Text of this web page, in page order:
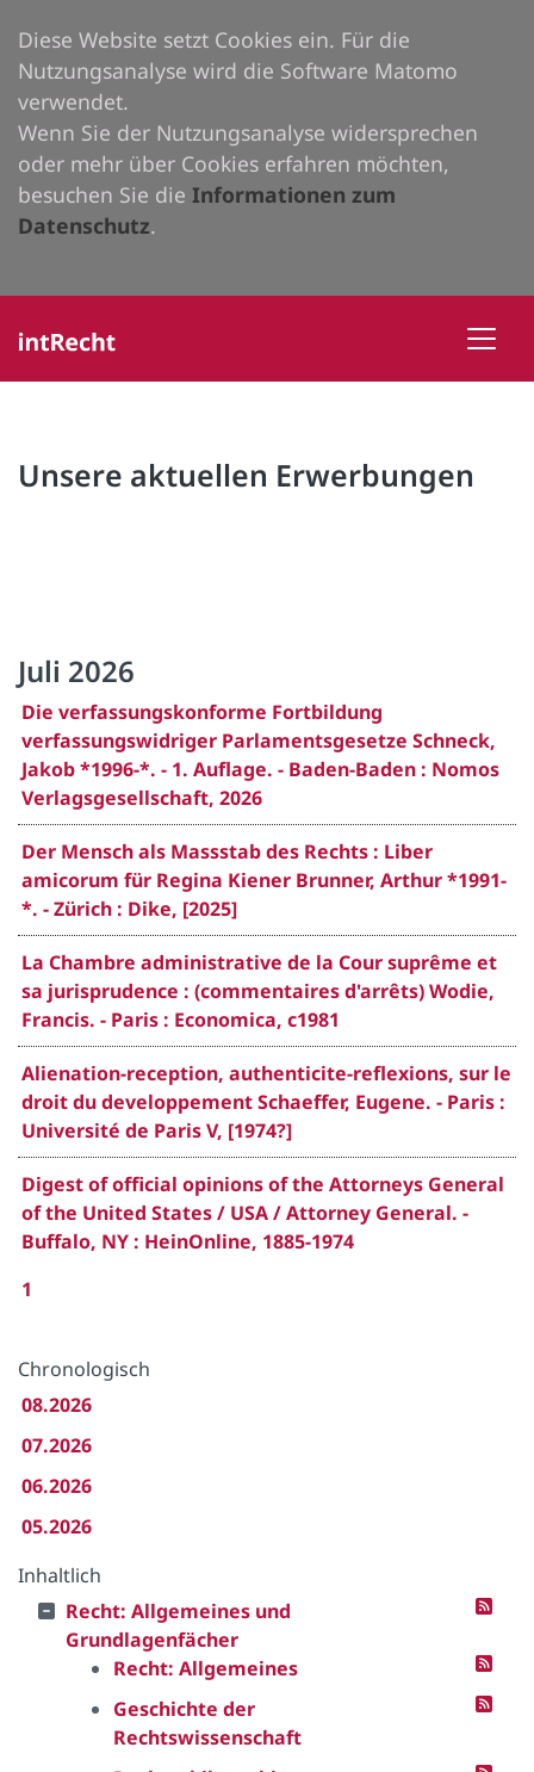
Diese Website setzt Cookies ein. Für die
Nutzungsanalyse wird die Software Matomo
verwendet.
Wenn Sie der Nutzungsanalyse widersprechen
oder mehr über Cookies erfahren möchten,
besuchen Sie die Informationen zum
Datenschutz.
Unsere aktuellen Erwerbungen
Juli 2026
Die verfassungskonforme Fortbildung
verfassungswidriger Parlamentsgesetze Schneck,
Jakob *1996-*. - 1. Auflage. - Baden-Baden : Nomos
Verlagsgesellschaft, 2026
Der Mensch als Massstab des Rechts : Liber
amicorum für Regina Kiener Brunner, Arthur *1991-
*. - Zürich : Dike, [2025]
La Chambre administrative de la Cour suprême et
sa jurisprudence : (commentaires d'arrêts) Wodie,
Francis. - Paris : Economica, c1981
Alienation-reception, authenticite-reflexions, sur le
droit du developpement Schaeffer, Eugene. - Paris :
Université de Paris V, [1974?]
Digest of official opinions of the Attorneys General
of the United States / USA / Attorney General. -
Buffalo, NY : HeinOnline, 1885-1974
1
Chronologisch
08.2026
07.2026
06.2026
05.2026
Inhaltlich
Recht: Allgemeines und
Grundlagenfächer
Recht: Allgemeines
Geschichte der
Rechtswissenschaft